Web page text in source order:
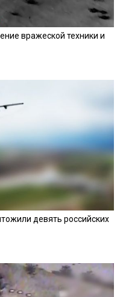
вражеской техники и
девять российских